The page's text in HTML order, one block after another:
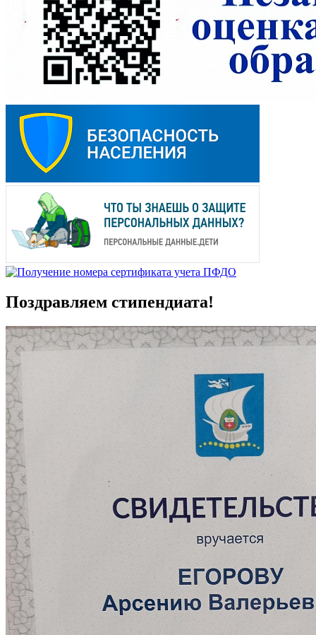
Поздравляем стипендиата!